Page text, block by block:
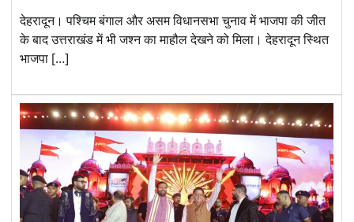
देहरादून। पश्चिम बंगाल और असम विधानसभा चुनाव में भाजपा की जीत
के बाद उत्तराखंड में भी जश्न का माहौल देखने को मिला। देहरादून स्थित
भाजपा […]